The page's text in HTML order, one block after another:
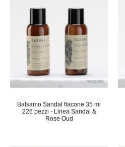
Balsamo Sandal flacone 35 ml
226 pezzi - Linea Sandal &
Rose Oud